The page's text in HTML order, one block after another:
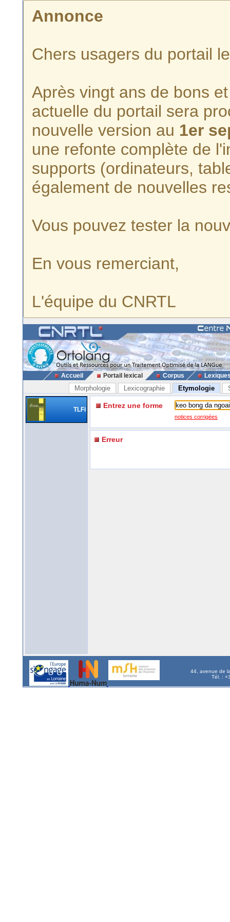
Annonce
Chers usagers du portail
Après vingt ans de bons
actuelle du portail sera
nouvelle version au 1er
une refonte complète de
supports (ordinateurs,
également de nouvelles
Vous pouvez tester la
En vous remerciant,
L'équipe du CNRTL
Accueil Portail lexical Corpus
Morphologie Lexicographie Etymologie
TLFi Entrez une forme
notices corrigées
Erreur
44, avenue de
Tél. :